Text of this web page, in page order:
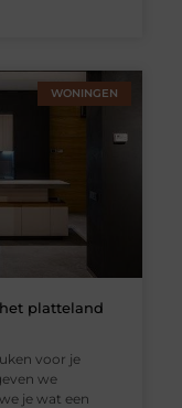
WONINGEN
platteland
voor je
we
je wat een